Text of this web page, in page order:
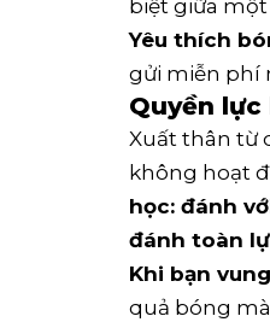
biệt giữa một
Yêu thích
gửi miễn phí
Quyền lực
Xuất thân từ
không hoạt
học: đánh
đánh toàn
Khi bạn
quả bóng